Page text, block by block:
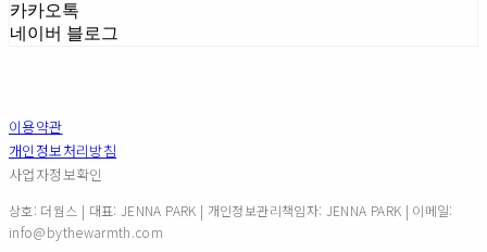
카카오톡
네이버 블로그
이용약관
개인정보처리방침
사업자정보확인
상호: 더웜스 | 대표: JENNA PARK | 개인정보관리책임자: JENNA PARK | 이메일:
info@bythewarmth.com